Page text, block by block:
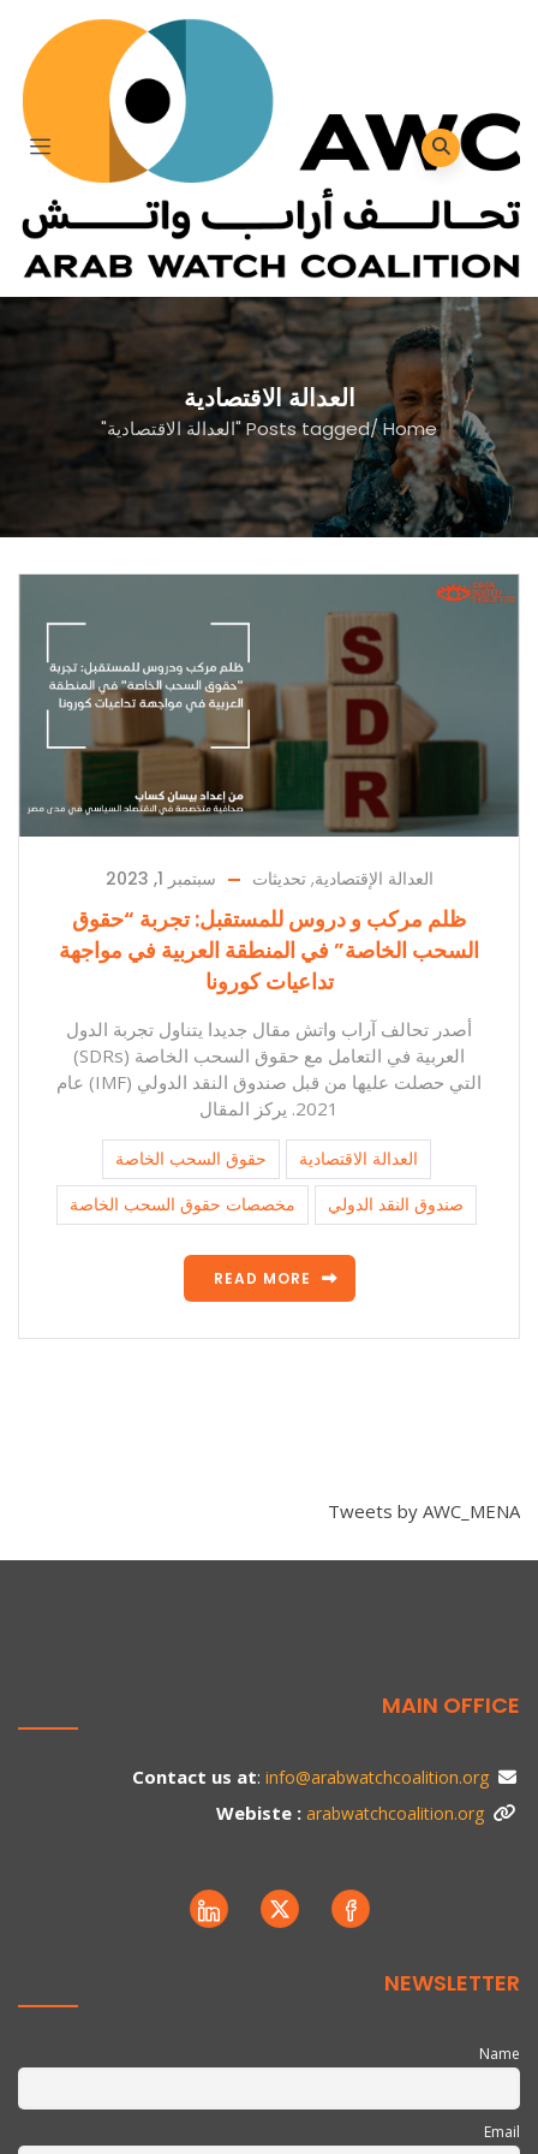
العدالة الاقتصادية
Home
/Posts tagged "العدالة الاقتصادية"
العدالة الإقتصادية,تحديثات سبتمبر 1, 2023
ظلم مركب و دروس للمستقبل: تجربة “حقوق
السحب الخاصة” في المنطقة العربية في مواجهة
تداعيات كورونا
أصدر تحالف آراب واتش مقال جديدا يتناول تجربة الدول
العربية في التعامل مع ﺣﻘﻮق اﻟﺴﺤﺐ اﻟﺨﺎﺻﺔ (SDRs)
التي حصلت عليها من ﻗﺒﻞ ﺻﻨﺪوق اﻟﻨﻘﺪ اﻟﺪوﻟﻲ (IMF) عام
2021. يركز المقال
العدالة الاقتصادية
حقوق السحب الخاصة
صندوق النقد الدولي
ﻣﺨﺼﺼﺎﺕ ﺣﻘﻮﻕ ﺍﻟﺴﺤﺐ ﺍﻟﺨﺎﺻﺔ
READ MORE
Tweets by AWC_MENA
MAIN OFFICE
: info@arabwatchcoalition.org
Webiste : arabwatchcoalition.org
NEWSLETTER
Name
Email